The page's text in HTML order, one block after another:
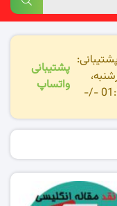
پشتیبانی
واتساپ